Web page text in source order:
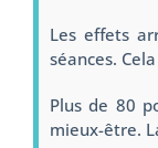
Les effets
séances.
Plus de 80
mieux-être.